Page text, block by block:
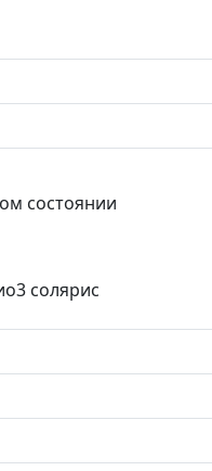
состоянии
солярис